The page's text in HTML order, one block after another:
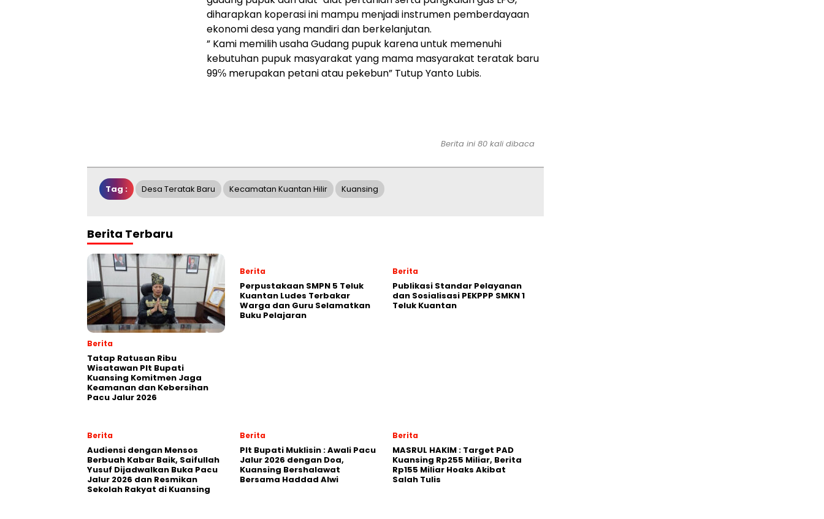
diharapkan koperasi ini mampu menjadi instrumen pemberdayaan
ekonomi desa yang mandiri dan berkelanjutan.
” Kami memilih usaha Gudang pupuk karena untuk memenuhi
kebutuhan pupuk masyarakat yang mama masyarakat teratak baru
99℅ merupakan petani atau pekebun” Tutup Yanto Lubis.
Berita ini 80 kali dibaca
Tag : Desa Teratak Baru Kecamatan Kuantan Hilir Kuansing
Berita Terbaru
Berita
Tatap Ratusan Ribu
Wisatawan Plt Bupati
Kuansing Komitmen Jaga
Keamanan dan Kebersihan
Pacu Jalur 2026
Berita
Perpustakaan SMPN 5 Teluk
Kuantan Ludes Terbakar
Warga dan Guru Selamatkan
Buku Pelajaran
Berita
Publikasi Standar Pelayanan
dan Sosialisasi PEKPPP SMKN 1
Teluk Kuantan
Berita
Audiensi dengan Mensos
Berbuah Kabar Baik, Saifullah
Yusuf Dijadwalkan Buka Pacu
Jalur 2026 dan Resmikan
Sekolah Rakyat di Kuansing
Berita
Plt Bupati Muklisin : Awali Pacu
Jalur 2026 dengan Doa,
Kuansing Bershalawat
Bersama Haddad Alwi
Berita
MASRUL HAKIM : Target PAD
Kuansing Rp255 Miliar, Berita
Rp155 Miliar Hoaks Akibat
Salah Tulis